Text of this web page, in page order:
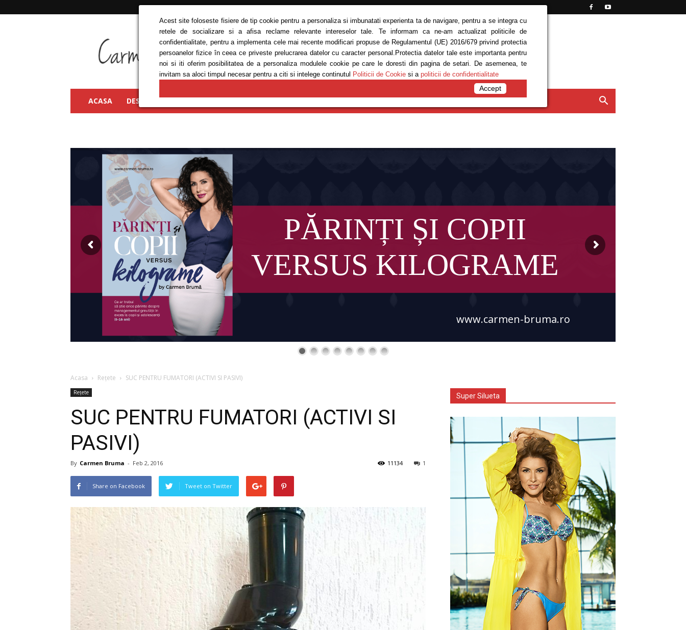
Bruma
ACASA DESPRE MINE FRUMUSEȚE MODĂ REȚETE SĂNĂTATE ANTRENAMENTE EMISIUNI CONTACT
PĂRINȚI ȘI COPII
VERSUS KILOGRAME
www.carmen-bruma.ro
Acasa Rețete SUC PENTRU FUMATORI (ACTIVI SI PASIVI)
Rețete
SUC PENTRU FUMATORI (ACTIVI SI
PASIVI)
By Carmen Bruma - Feb 2, 2016 1
11134
Share on Facebook Tweet on Twitter
Super Silueta
Acest site foloseste fisiere de tip cookie pentru a personaliza si imbunatati experienta ta de navigare, pentru a se integra cu
retele de socializare si a afisa reclame relevante intereselor tale. Te informam ca ne-am actualizat politicile de
confidentialitate, pentru a implementa cele mai recente modificari propuse de Regulamentul (UE) 2016/679 privind protectia
persoanelor fizice în ceea ce priveste prelucrarea datelor cu caracter personal.Protectia datelor tale este importanta pentru
noi si iti oferim posibilitatea de a personaliza modulele cookie pe care le doresti din pagina de setari. De asemenea, te
invitam sa aloci timpul necesar pentru a citi si intelege continutul Politicii de Cookie si a politicii de confidentialitate
Accept